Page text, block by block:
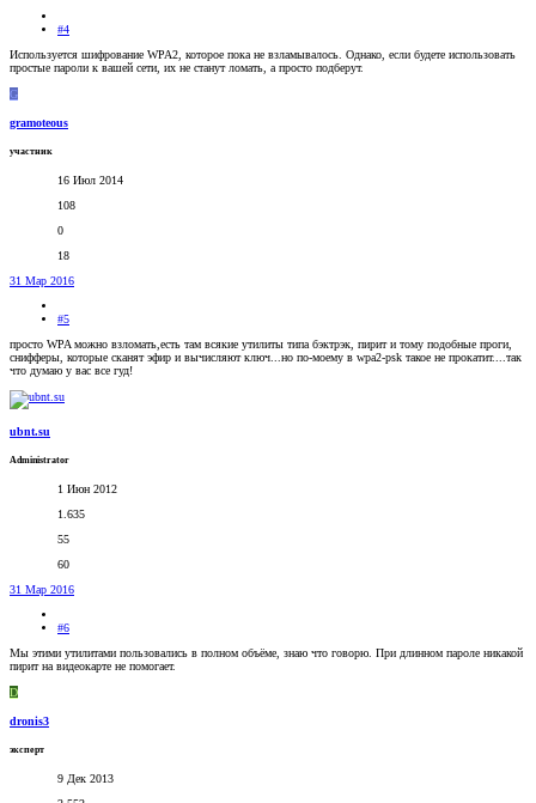
#4
Используется шифрование WPA2, которое пока не взламывалось. Однако, если будете использовать
простые пароли к вашей сети, их не станут ломать, а просто подберут.
G
gramoteous
участник
16 Июл 2014
108
0
18
31 Мар 2016
#5
просто WPA можно взломать,есть там всякие утилиты типа бэктрэк, пирит и тому подобные проги,
снифферы, которые сканят эфир и вычисляют ключ...но по-моему в wpa2-psk такое не прокатит....так
что думаю у вас все гуд!
ubnt.su
Administrator
1 Июн 2012
1.635
55
60
31 Мар 2016
#6
Мы этими утилитами пользовались в полном объёме, знаю что говорю. При длинном пароле никакой
пирит на видеокарте не помогает.
D
dronis3
эксперт
9 Дек 2013